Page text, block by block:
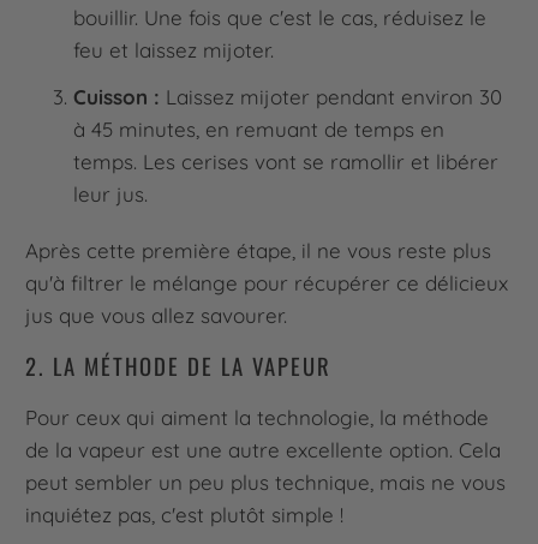
bouillir. Une fois que c'est le cas, réduisez le
feu et laissez mijoter.
Cuisson : Laissez mijoter pendant environ 30
à 45 minutes, en remuant de temps en
temps. Les cerises vont se ramollir et libérer
leur jus.
Après cette première étape, il ne vous reste plus
qu'à filtrer le mélange pour récupérer ce délicieux
jus que vous allez savourer.
2. LA MÉTHODE DE LA VAPEUR
Pour ceux qui aiment la technologie, la méthode
de la vapeur est une autre excellente option. Cela
peut sembler un peu plus technique, mais ne vous
inquiétez pas, c'est plutôt simple !